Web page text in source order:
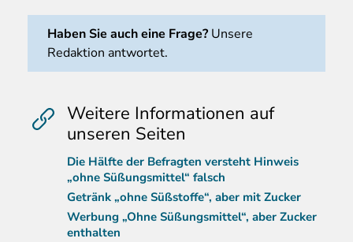
Haben Sie auch eine Frage? Unsere
Redaktion antwortet.
Weitere Informationen auf
unseren Seiten
Die Hälfte der Befragten versteht Hinweis
„ohne Süßungsmittel“ falsch
Getränk „ohne Süßstoffe“, aber mit Zucker
Werbung „Ohne Süßungsmittel“, aber Zucker
enthalten